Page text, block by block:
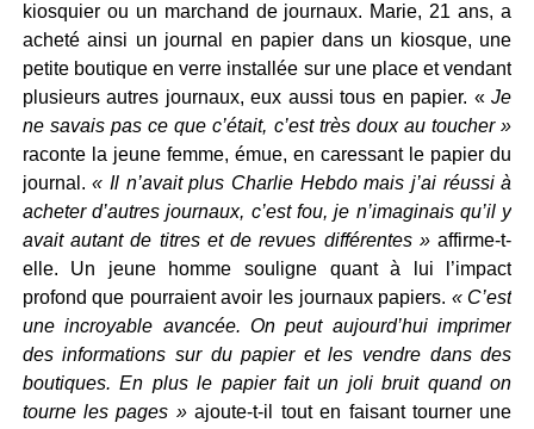
kiosquier ou un marchand de journaux. Marie, 21 ans, a
acheté ainsi un journal en papier dans un kiosque, une
petite boutique en verre installée sur une place et vendant
plusieurs autres journaux, eux aussi tous en papier. «Je
ne savais pas ce que c’était, c’est très doux au toucher »
raconte la jeune femme, émue, en caressant le papier du
journal.« Il n’avait plus Charlie Hebdo mais j’ai réussi à
acheter d’autres journaux, c’est fou, je n’imaginais qu’il y
avait autant de titres et de revues différentes » affirme-t-
elle. Un jeune homme souligne quant à lui l’impact
profond que pourraient avoir les journaux papiers. « C’est
une incroyable avancée. On peut aujourd’hui imprimer
des informations sur du papier et les vendre dans des
boutiques. En plus le papier fait un joli bruit quand on
tourne les pages »ajoute-t-il tout en faisant tourner une